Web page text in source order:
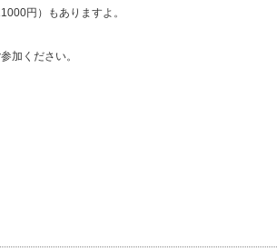
円）もありますよ。
加ください。